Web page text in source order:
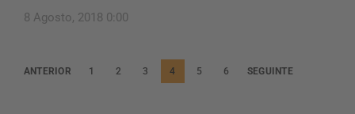
8 Agosto, 2018 0:00
P
ANTERIOR 1 2 3 4 5 6 SEGUINTE